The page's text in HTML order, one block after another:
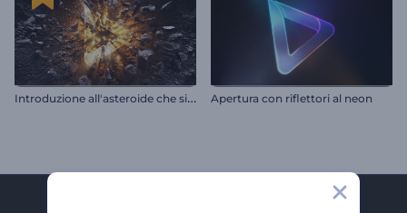
I
ntroduzione all'asteroide che si schianta Apertura con riflettori al neon